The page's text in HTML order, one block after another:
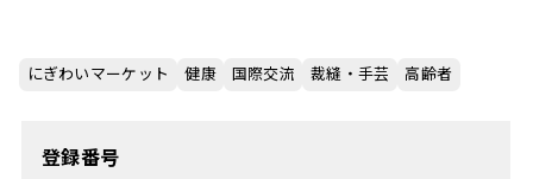
にぎわいマーケット 健康 国際交流 裁縫・手芸 高齢者
登録番号